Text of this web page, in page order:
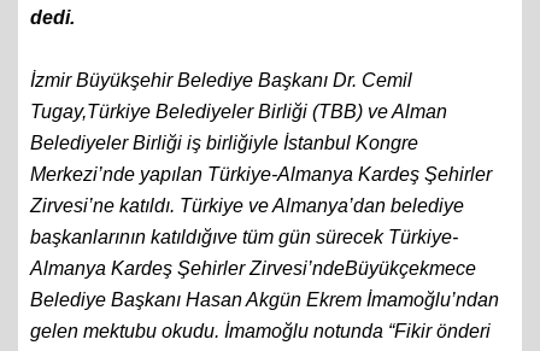
dedi.
İzmir Büyükşehir Belediye Başkanı Dr. Cemil
Tugay,Türkiye Belediyeler Birliği (TBB) ve Alman
Belediyeler Birliği iş birliğiyle İstanbul Kongre
Merkezi’nde yapılan Türkiye-Almanya Kardeş Şehirler
Zirvesi’ne katıldı. Türkiye ve Almanya’dan belediye
başkanlarının katıldığıve tüm gün sürecek Türkiye-
Almanya Kardeş Şehirler Zirvesi’ndeBüyükçekmece
Belediye Başkanı Hasan Akgün Ekrem İmamoğlu’ndan
gelen mektubu okudu. İmamoğlu notunda “Fikir önderi